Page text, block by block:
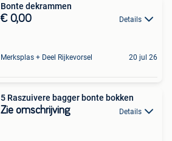
Bonte dekrammen
€ 0,00 Details
Merksplas + Deel Rijkevorsel 20 jul 26
5 Raszuivere bagger bonte bokken
Zie omschrijving Details